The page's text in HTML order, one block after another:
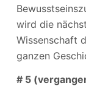
wird die
Wissenschaft
ganzen
# 5